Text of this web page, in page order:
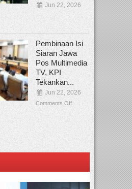
Jun 22, 2026
Pembinaan Isi
Siaran Jawa
Pos Multimedia
TV, KPI
Tekankan...
Jun 22, 2026
Comments Off